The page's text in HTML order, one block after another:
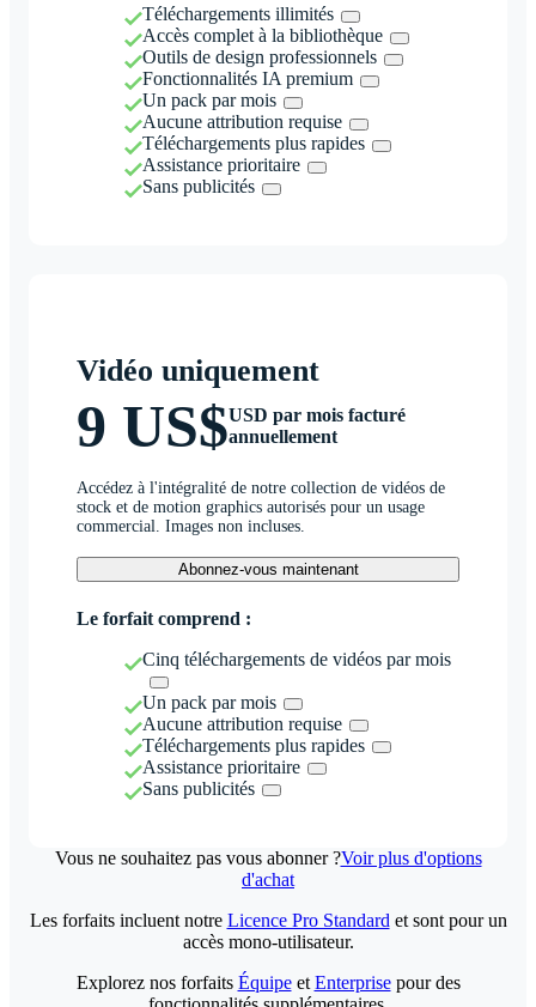
Téléchargements illimités
Accès complet à la bibliothèque
Outils de design professionnels
Fonctionnalités IA premium
Un pack par mois
Aucune attribution requise
Téléchargements plus rapides
Assistance prioritaire
Sans publicités
Vidéo uniquement
9 US$USD par mois facturé
annuellement
Accédez à l'intégralité de notre collection de vidéos de
stock et de motion graphics autorisés pour un usage
commercial. Images non incluses.
Abonnez-vous maintenant
Le forfait comprend :
Cinq téléchargements de vidéos par mois
Un pack par mois
Aucune attribution requise
Téléchargements plus rapides
Assistance prioritaire
Sans publicités
Vous ne souhaitez pas vous abonner ?Voir plus d'options
d'achat
Les forfaits incluent notre Licence Pro Standard et sont pour un
accès mono-utilisateur.
Explorez nos forfaits Équipeet Enterprisepour des